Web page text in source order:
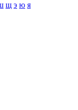
щ э ю я